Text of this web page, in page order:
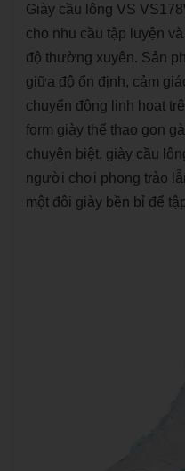
Giày cầu lông VS
cho nhu cầu tập luyện
độ thường xuyên. Sản
giữa độ ổn định, cảm
chuyển động linh hoạt
form giày thể thao gọn
chuyên biệt, giày cầu
người chơi phong trào
một đôi giày bền bỉ để